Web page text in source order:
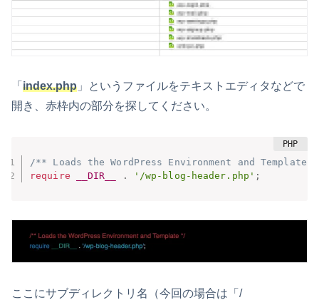
「 index.php 」というファイルをテキストエディタなどで
開き、赤枠内の部分を探してください。
/** Loads the WordPress Environment and Template
require
__DIR__ . '/wp-blog-header.php' ;
ここにサブディレクトリ名（今回の場合は「/